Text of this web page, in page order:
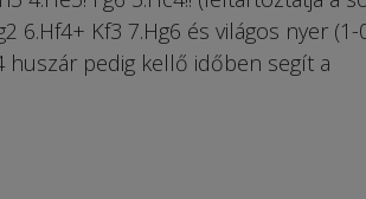
6.Hf4+ Kf3 7.Hg6 és világos nyer (1-
huszár pedig kellő időben segít a